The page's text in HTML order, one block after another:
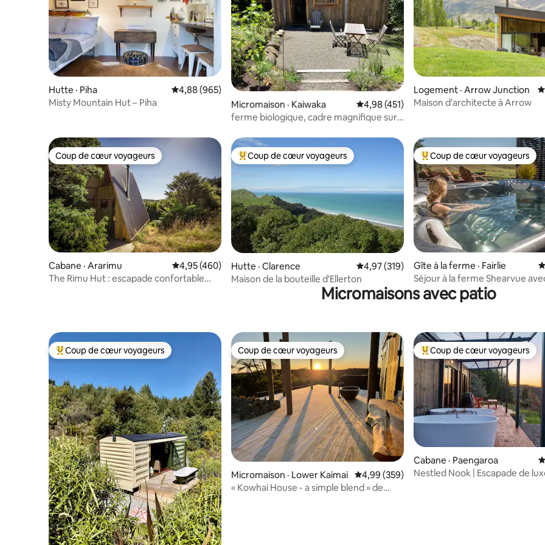
Hutte · Piha Note moyenne de 4,88 sur 5, 965 commentaires
4,88 (965)
Misty Mountain Hut – Piha
Micromaison · Kaiwaka Note moyenne de 4,98 sur 5, 451
4,98 (451)
ferme biologique, cadre magnifique sur
Logement · Arrow Junction
Maison d'architecte à Arrow
Coup de cœur voyageurs
Coup de cœur voyageurs
Cabane · Ararimu Note moyenne de 4,95 sur 5, 460 commentaires
4,95 (460)
The Rimu Hut : escapade confortable
Coup de cœur voyageurs parmi les plus aimés
Coup de cœur voyageurs
Hutte · Clarence Note moyenne de 4,97 sur 5, 319
4,97 (319)
Maison de la bouteille d'Ellerton
Coup de cœur voyageurs
Coup de cœur voyageurs
Gîte à la ferme · Fairlie
Séjour à la ferme Shearvue
DE LA FERME et spa | Fairlie
Micromaisons avec patio
Coup de cœur voyageurs parmi les plus aimés
Coup de cœur voyageurs Coup de cœur voyageurs
Coup de cœur voyageurs
Micromaison · Lower Kaimai Note moyenne de 4,99 sur 5, 359
4,99 (359)
« Kowhai House - a simple blend » de
Coup de cœur voyageurs
Coup de cœur voyageurs
Cabane · Paengaroa
Nestled Nook | Escapade de